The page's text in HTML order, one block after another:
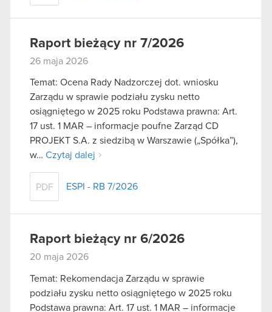
Raport bieżący nr 7/2026
26 maja 2026
Temat: Ocena Rady Nadzorczej dot. wniosku
Zarządu w sprawie podziału zysku netto
osiągniętego w 2025 roku Podstawa prawna: Art.
17 ust. 1 MAR – informacje poufne Zarząd CD
PROJEKT S.A. z siedzibą w Warszawie („Spółka”),
w… Czytaj dalej
PDF ESPI - RB 7/2026
Raport bieżący nr 6/2026
20 maja 2026
Temat: Rekomendacja Zarządu w sprawie
podziału zysku netto osiągniętego w 2025 roku
Podstawa prawna: Art. 17 ust. 1 MAR – informacje